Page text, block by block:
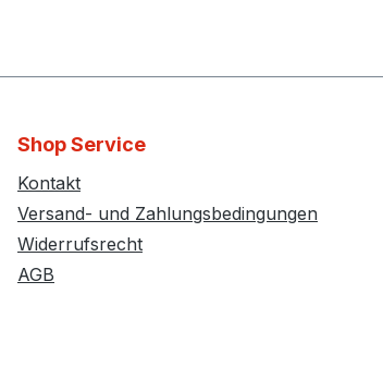
Shop Service
Kontakt
Versand- und Zahlungsbedingungen
Widerrufsrecht
AGB